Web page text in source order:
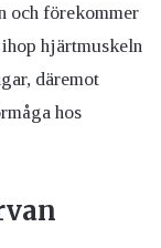
och förekommer
hjärtmuskeln
däremot
hos